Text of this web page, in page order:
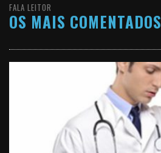
FALA LEITOR
OS MAIS COMENTADOS